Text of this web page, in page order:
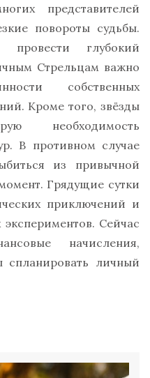
представителей
повороты судьбы.
провести глубокий
Стрельцам важно
собственных
Кроме того, звёзды
необходимость
В противном случае
из привычной
Грядущие сутки
приключений и
Сейчас
начисления,
личный